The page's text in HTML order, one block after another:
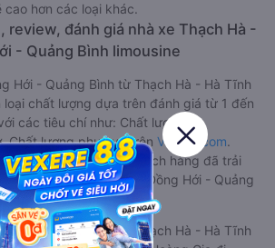
cao hơn các loại khác.
review, đánh giá nhà xe Thạch Hà -
- Quảng Bình limousine
Hới - Quảng Bình từ Thạch Hà - Hà Tĩnh
chất lượng dựa trên đánh giá từ 1 đến
các tiêu chí như: Chất lượng xe
Chất lượng phục vụ trên Vexere.com.
trực tiếp bởi các khách hàng đã trải
Thạch Hà - Hà Tĩnh đi Đồng Hới - Quảng
Hới - Quảng Bình từ Thạch Hà - Hà Tĩnh